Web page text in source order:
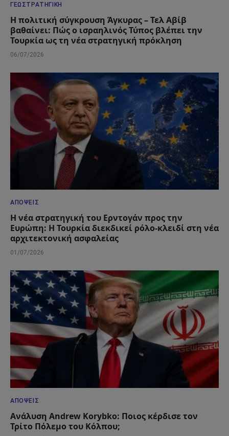
ΓΕΩΣΤΡΑΤΗΓΙΚΉ
Η πολιτική σύγκρουση Άγκυρας – Τελ Αβίβ
βαθαίνει: Πώς ο ισραηλινός Τύπος βλέπει την
Τουρκία ως τη νέα στρατηγική πρόκληση
06/07/2026
ΑΠΌΨΕΙΣ
Η νέα στρατηγική του Ερντογάν προς την
Ευρώπη: Η Τουρκία διεκδικεί ρόλο-κλειδί στη νέα
αρχιτεκτονική ασφαλείας
01/07/2026
ΑΠΌΨΕΙΣ
Ανάλυση Andrew Korybko: Ποιος κέρδισε τον
Τρίτο Πόλεμο του Κόλπου;